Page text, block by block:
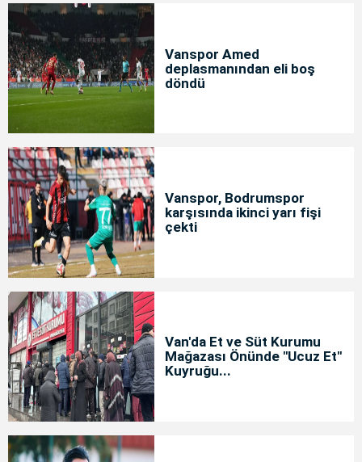
Vanspor Amed
deplasmanından eli boş
döndü
Vanspor, Bodrumspor
karşısında ikinci yarı fişi
çekti
Van'da Et ve Süt Kurumu
Mağazası Önünde "Ucuz Et"
Kuyruğu...